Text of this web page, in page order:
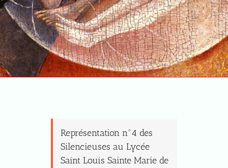
Représentation n°4 des
Silencieuses au Lycée
Saint Louis Sainte Marie de